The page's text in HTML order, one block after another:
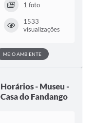
1 foto
1533
visualizações
MEIO AMBIENTE
Horários - Museu -
Casa do Fandango